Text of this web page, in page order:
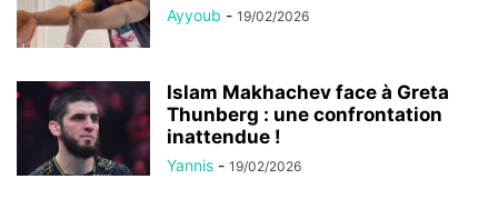
Ayyoub - 19/02/2026
Islam Makhachev face à Greta
Thunberg : une confrontation
inattendue !
Yannis - 19/02/2026